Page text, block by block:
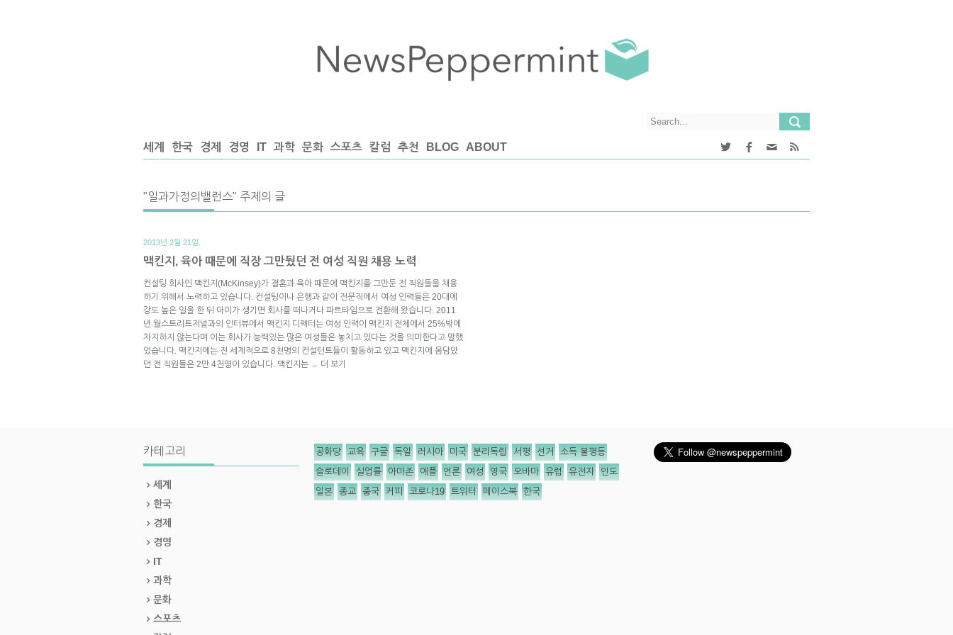
세계 한국 경제 경영 IT 과학 문화 스포츠 칼럼 추천 BLOG ABOUT
"일과가정의밸런스" 주제의 글
2013년 2월 21일.
맥킨지, 육아 때문에 직장 그만뒀던 전 여성 직원 채용 노력
컨설팅 회사인 맥킨지(McKinsey)가 결혼과 육아 때문에 맥킨지를 그만둔 전 직원들을 채용
하기 위해서 노력하고 있습니다. 컨설팅이나 은행과 같이 전문직에서 여성 인력들은 20대에
강도 높은 일을 한 뒤 아이가 생기면 회사를 떠나거나 파트타임으로 전환해 왔습니다. 2011
년 월스트리트저널과의 인터뷰에서 맥킨지 디렉터는 여성 인력이 맥킨지 전체에서 25%밖에
차지하지 않는다며 이는 회사가 능력있는 많은 여성들은 놓치고 있다는 것을 의미한다고 말했
었습니다. 맥킨지에는 전 세계적으로 8천명의 컨설턴트들이 활동하고 있고 맥킨지에 몸담았
던 전 직원들은 2만 4천명이 있습니다. 맥킨지는 → 더 보기
카테고리
세계
한국
경제
경영
IT
과학
문화
스포츠
공화당 교육 구글 독일 러시아 미국 분리독립 서평 선거 소득 불평등
슬로데이 실업률 아마존 애플 언론 여성 영국 오바마 유럽 유전자 인도
일본 종교 중국 커피 코로나19 트위터 페이스북 한국